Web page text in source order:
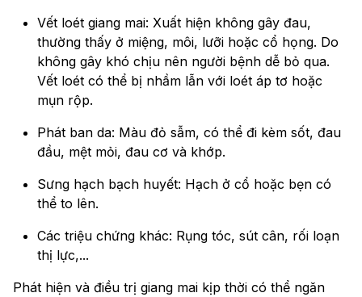
Vết loét giang mai: Xuất hiện không gây đau,
thường thấy ở miệng, môi, lưỡi hoặc cổ họng. Do
không gây khó chịu nên người bệnh dễ bỏ qua.
Vết loét có thể bị nhầm lẫn với loét áp tơ hoặc
mụn rộp.
Phát ban da: Màu đỏ sẫm, có thể đi kèm sốt, đau
đầu, mệt mỏi, đau cơ và khớp.
Sưng hạch bạch huyết: Hạch ở cổ hoặc bẹn có
thể to lên.
Các triệu chứng khác: Rụng tóc, sút cân, rối loạn
thị lực,...
Phát hiện và điều trị giang mai kịp thời có thể ngăn